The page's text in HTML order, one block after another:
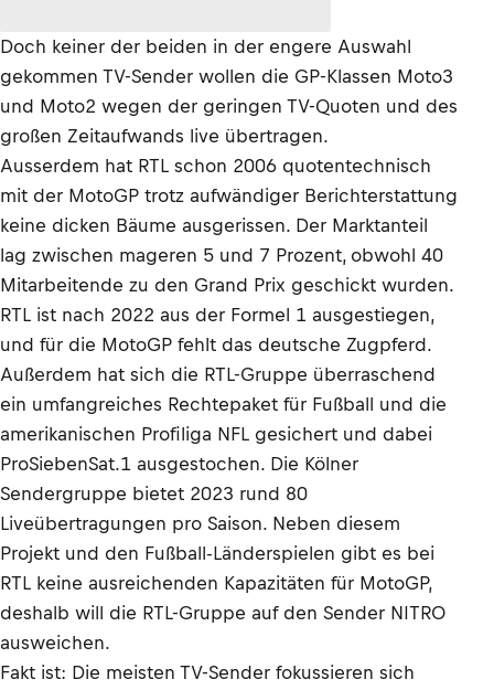
Doch keiner der beiden in der engere Auswahl
gekommen TV-Sender wollen die GP-Klassen Moto3
und Moto2 wegen der geringen TV-Quoten und des
großen Zeitaufwands live übertragen.
Ausserdem hat RTL schon 2006 quotentechnisch
mit der MotoGP trotz aufwändiger Berichterstattung
keine dicken Bäume ausgerissen. Der Marktanteil
lag zwischen mageren 5 und 7 Prozent, obwohl 40
Mitarbeitende zu den Grand Prix geschickt wurden.
RTL ist nach 2022 aus der Formel 1 ausgestiegen,
und für die MotoGP fehlt das deutsche Zugpferd.
Außerdem hat sich die RTL-Gruppe überraschend
ein umfangreiches Rechtepaket für Fußball und die
amerikanischen Profiliga NFL gesichert und dabei
ProSiebenSat.1 ausgestochen. Die Kölner
Sendergruppe bietet 2023 rund 80
Liveübertragungen pro Saison. Neben diesem
Projekt und den Fußball-Länderspielen gibt es bei
RTL keine ausreichenden Kapazitäten für MotoGP,
deshalb will die RTL-Gruppe auf den Sender NITRO
ausweichen.
Fakt ist: Die meisten TV-Sender fokussieren sich